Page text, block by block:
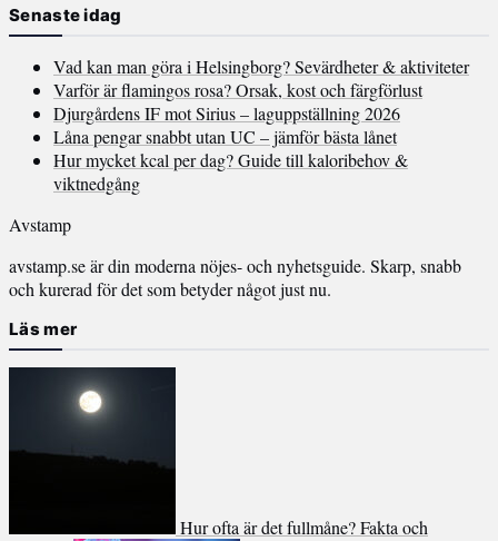
Senaste idag
Vad kan man göra i Helsingborg? Sevärdheter & aktiviteter
Varför är flamingos rosa? Orsak, kost och färgförlust
Djurgårdens IF mot Sirius – laguppställning 2026
Låna pengar snabbt utan UC – jämför bästa lånet
Hur mycket kcal per dag? Guide till kaloribehov &
viktnedgång
Avstamp
avstamp.se är din moderna nöjes- och nyhetsguide. Skarp, snabb
och kurerad för det som betyder något just nu.
Läs mer
Hur ofta är det fullmåne? Fakta och